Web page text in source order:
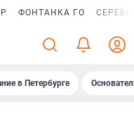
ФОНТАНКА ГО
в Петербурге